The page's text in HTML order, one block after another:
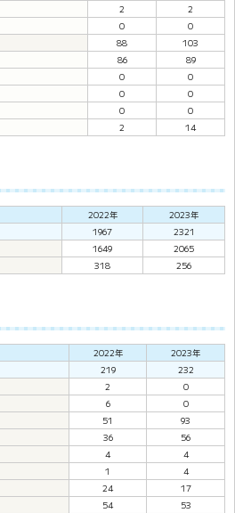
2
2
0
0
88
103
86
89
0
0
0
0
0
0
2 14
2022年
2023年
1967
2321
1649
2065
318 256
2022年
2023年
219
232
2
0
6
0
51
93
36
56
4
4
1
4
24
17
54 53